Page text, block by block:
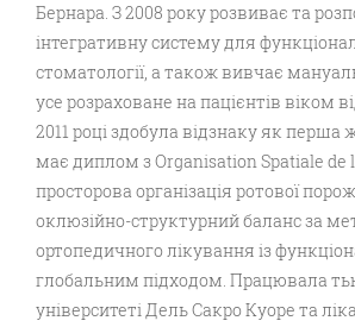
Бернара. З 2008 року розвиває та
інтегративну систему для
стоматології, а також вивчає
усе розраховане на пацієнтів віком
2011 році здобула відзнаку як перша
має диплом з Organisation Spatiale de
просторова організація ротової
оклюзійно-структурний баланс за
ортопедичного лікування із
глобальним підходом. Працювала
університеті Дель Сакро Куоре та